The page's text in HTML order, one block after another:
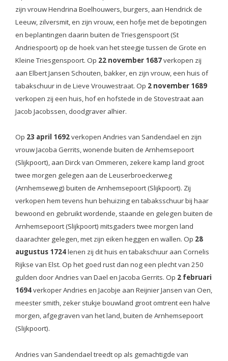
zijn vrouw Hendrina Boelhouwers, burgers, aan Hendrick de
Leeuw, zilversmit, en zijn vrouw, een hofje met de bepotingen
en beplantingen daarin buiten de Triesgenspoort (St
Andriespoort) op de hoek van het steegje tussen de Grote en
Kleine Triesgenspoort. Op 22 november 1687verkopen zij
aan Elbert Jansen Schouten, bakker, en zijn vrouw, een huis of
tabakschuur in de Lieve Vrouwestraat. Op 2 november 1689
verkopen zij een huis, hof en hofstede in de Stovestraat aan
Jacob Jacobssen, doodgraver alhier.
Op 23 april 1692verkopen Andries van Sandendael en zijn
vrouw Jacoba Gerrits, wonende buiten de Arnhemsepoort
(Slijkpoort), aan Dirck van Ommeren, zekere kamp land groot
twee morgen gelegen aan de Leuserbroeckerweg
(Arnhemseweg) buiten de Arnhemsepoort (Slijkpoort). Zij
verkopen hem tevens hun behuizing en tabaksschuur bij haar
bewoond en gebruikt wordende, staande en gelegen buiten de
Arnhemsepoort (Slijkpoort) mitsgaders twee morgen land
daarachter gelegen, met zijn eiken heggen en wallen. Op 28
augustus 1724lenen zij dit huis en tabakschuur aan Cornelis
Rijkse van Elst. Op het goed rust dan nog een plecht van 250
gulden door Andries van Dael en Jacoba Gerrits. Op 2 februari
1694verkoper Andries en Jacobje aan Reijnier Jansen van Oen,
meester smith, zeker stukje bouwland groot omtrent een halve
morgen, afgegraven van het land, buiten de Arnhemsepoort
(Slijkpoort).
Andries van Sandendael treedt op als gemachtigde van